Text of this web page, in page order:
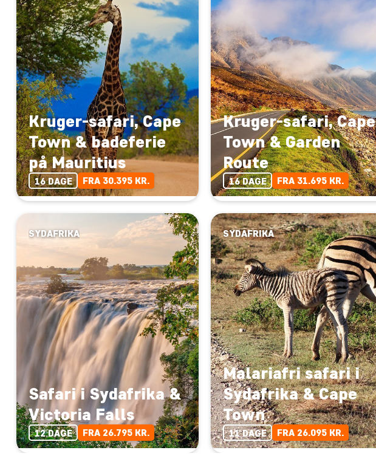
Kruger-safari, Cape
Town & badeferie
på Mauritius
16 DAGE FRA 30.395 KR.
Kruger-safari, Cape
Town & Garden
Route
16 DAGE FRA 31.695 KR.
SYDAFRIKA
Safari i Sydafrika &
Victoria Falls
12 DAGE FRA 26.795 KR.
SYDAFRIKA
Malariafri safari i
Sydafrika & Cape
Town
11 DAGE FRA 26.095 KR.